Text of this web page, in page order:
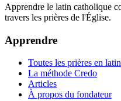
Apprendre le latin catholique
travers les prières de l'Église.
Apprendre
Toutes les prières en latin
La méthode Credo
Articles
À propos du fondateur